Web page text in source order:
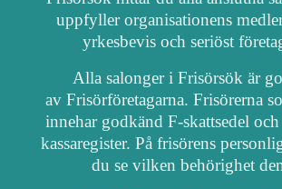
uppfyller organisationens
yrkesbevis och seriöst
Alla salonger i Frisörsök är
av Frisörföretagarna. Frisörerna
innehar godkänd F-skattsedel
kassaregister. På frisörens
du se vilken behörighet